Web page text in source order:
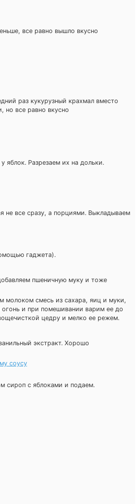
все равно вышло вкусно
раз кукурузный крахмал вместо
но все равно вкусно
Разрезаем их на дольки.
не все сразу, а порциями. Выкладываем
гаджета).
пшеничную муку и тоже
молоком смесь из сахара, яиц и муки,
и при помешивании варим ее до
цедру и мелко ее режем.
экстракт. Хорошо
сироп с яблоками и подаем.